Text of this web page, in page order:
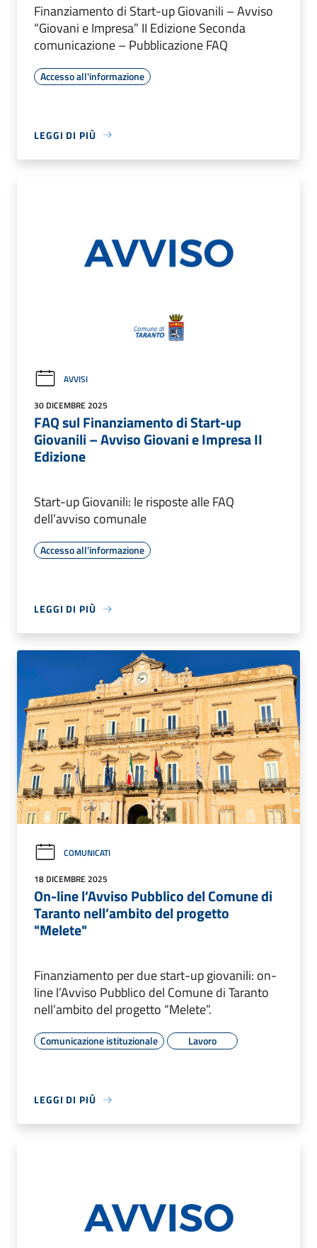
Finanziamento di Start-up Giovanili – Avviso
“Giovani e Impresa” II Edizione Seconda
comunicazione – Pubblicazione FAQ
Accesso all'informazione
LEGGI DI PIÙ
AVVISI
30 DICEMBRE 2025
FAQ sul Finanziamento di Start-up
Giovanili – Avviso Giovani e Impresa II
Edizione
Start-up Giovanili: le risposte alle FAQ
dell’avviso comunale
Accesso all'informazione
LEGGI DI PIÙ
COMUNICATI
18 DICEMBRE 2025
On-line l’Avviso Pubblico del Comune di
Taranto nell’ambito del progetto
"Melete"
Finanziamento per due start-up giovanili: on-
line l’Avviso Pubblico del Comune di Taranto
nell’ambito del progetto “Melete”.
Comunicazione istituzionale Lavoro
LEGGI DI PIÙ